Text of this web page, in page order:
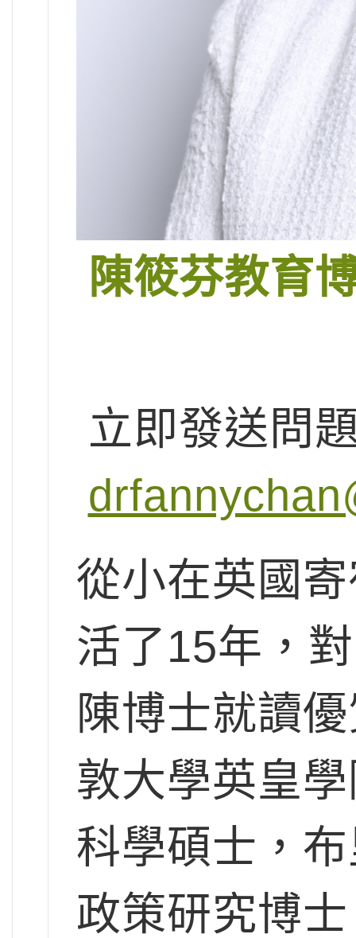
陳筱芬教育
立即發送問
從小在英國
活了15年，
陳博士就讀
敦大學英皇
科學碩士，
政策研究博